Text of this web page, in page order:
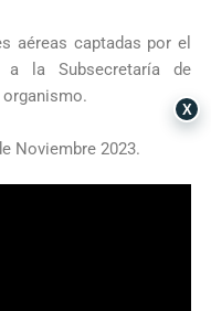
aéreas captadas por el
a la Subsecretaría de
Noviembre 2023.
X